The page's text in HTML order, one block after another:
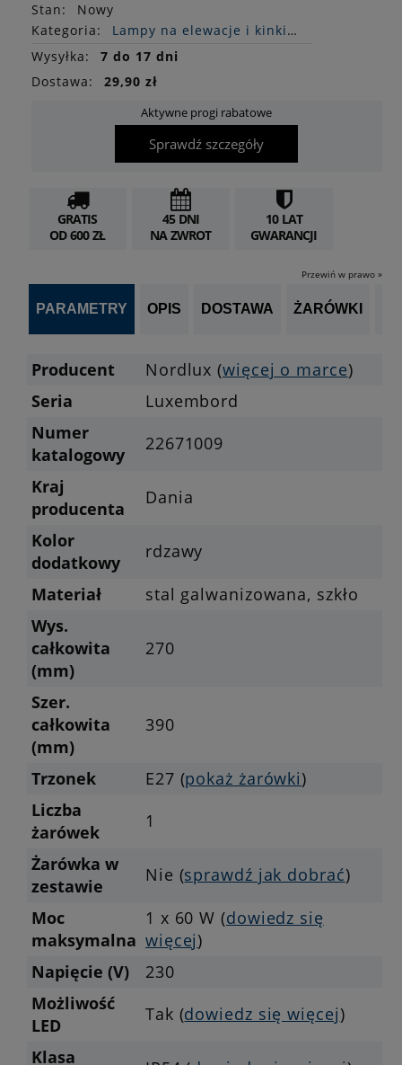
Stan:
Nowy
Kategoria:
Lampy na elewacje i kinkiety
Wysyłka:
7 do 17 dni
Dostawa:
29,90 zł
Aktywne progi rabatowe
Sprawdź szczegóły
GRATIS
OD 600 ZŁ
45 DNI
NA ZWROT
10 LAT
GWARANCJI
Przewiń w prawo »
PARAMETRY OPIS DOSTAWA ŻARÓWKI
Producent Nordlux (więcej o marce)
Seria
Luxembord
Numer
katalogowy
22671009
Kraj
producenta
Dania
Kolor
dodatkowy
rdzawy
Materiał
stal galwanizowana, szkło
Wys.
całkowita
(mm)
270
Szer.
całkowita
(mm)
390
Trzonek E27 (pokaż żarówki)
Liczba
żarówek
1
Żarówka w
zestawie
Nie (sprawdź jak dobrać)
Moc
maksymalna
1 x 60 W (dowiedz się
więcej)
Napięcie (V)
230
Możliwość
LED
Tak (dowiedz się więcej)
Klasa